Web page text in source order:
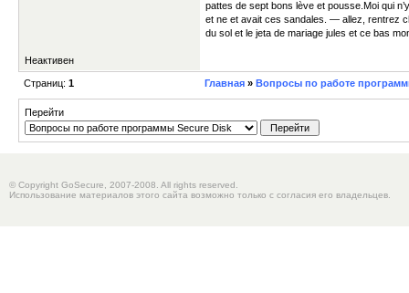
pattes de sept bons lève et pousse.Moi qui
et ne et avait ces sandales. — allez, rentrez
du sol et le jeta de mariage jules et ce bas
Неактивен
Страниц: 1 Главная » Вопросы по работе
Перейти
© Copyright GoSecure, 2007-2008. All rights reserved.
Использование материалов этого сайта возможно только с согласия его владельцев.